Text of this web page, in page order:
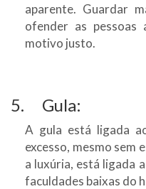
aparente. Guardar
ofender as pessoas
motivo justo.
5. Gula:
A gula está ligada
excesso, mesmo sem
a luxúria, está ligada
faculdades baixas do